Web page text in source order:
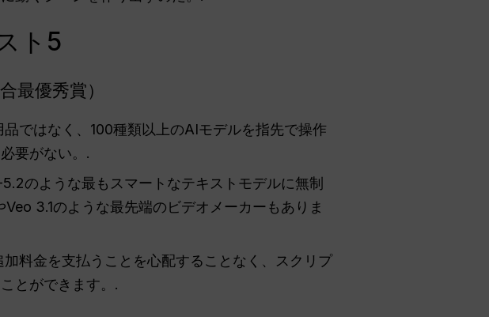
ト5
最優秀賞）
ではなく、100種類以上のAIモデルを指先で操作
要がない。.
のような最もスマートなテキストモデルに無制
3.1のような最先端のビデオメーカーもありま
料金を支払うことを心配することなく、スクリプ
とができます。.